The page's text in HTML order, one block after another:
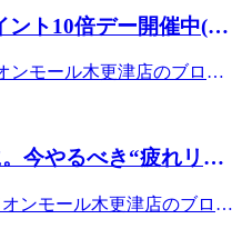
疲れをラクに~ウィングス
木更津店〒292-0835 千葉
ル木更津２FTEL 0438-
付可能「ちょっと疲れが
ね✨お一人おひとりの体調
スタッフ一同、皆さまのご
は「温めること」。特に
を飲む・羽織れる上着を持
ている方は、ぜひ10分だ
いね(^^)② 軽い運動やスト
気負う必要はありません！
通勤時に少し歩く・肩を回
った5分でもOKです♪筋肉
+爽快10分) ￥6,98070分
分(ボディ80分+爽快10
ットケアやリフレッシュ
い合わせくださいませ☆
なってしまいます。「最近
り切るためにも、今のうち
！」となるなど、季節の変
ね。寒暖差が大きいと、身
い頭が重い肩や腰が張る寝
良を感じやすくなってしま
ょうか？旅行・帰省・レジ
反面、身体には意外と負担
暖差”が身体に与える影響
ト10倍デー開催中(・
ンモール木更津店のブログ
よいよ終盤。お出かけや帰
いのではないでしょうか？
んとなく身体が重い」「疲
んとなくの疲れ”、そのまま
今やるべき“疲れリセ
ンモール木更津店のブログ